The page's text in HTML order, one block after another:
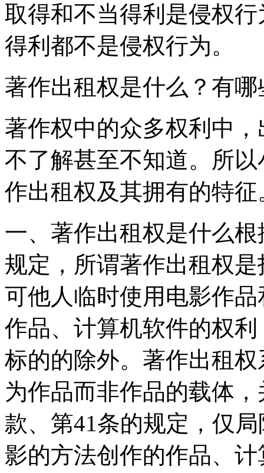
取得和不当得利是侵权
得利都不是侵权行为。
著作出租权是什么？有
著作权中的众多权利中
不了解甚至不知道。所
作出租权及其拥有的特征
一、著作出租权是什么
规定，所谓著作出租权
可他人临时使用电影作
作品、计算机软件的权
标的的除外。著作出租
为作品而非作品的载体
款、第41条的规定，仅
影的方法创作的作品、